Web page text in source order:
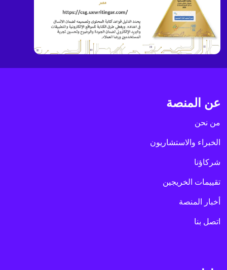
عن المنصة
من نحن
الخبراء والاستشاريون
شركاؤنا
تقييمات الخريجين
أخبار المنصة
اتصل بنا